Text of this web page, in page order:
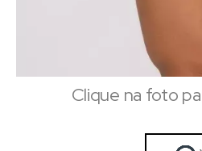
Clique na foto